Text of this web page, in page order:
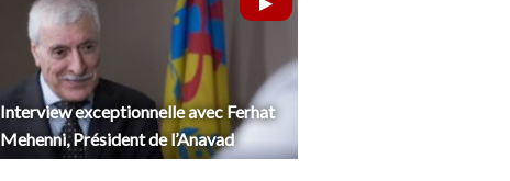
Interview exceptionnelle avec Ferhat
Mehenni, Président de l’Anavad